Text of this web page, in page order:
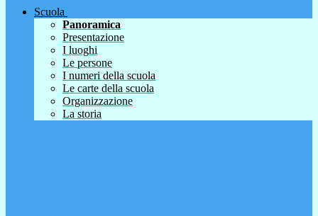
Scuola
Panoramica
Presentazione
I luoghi
Le persone
I numeri della scuola
Le carte della scuola
Organizzazione
La storia